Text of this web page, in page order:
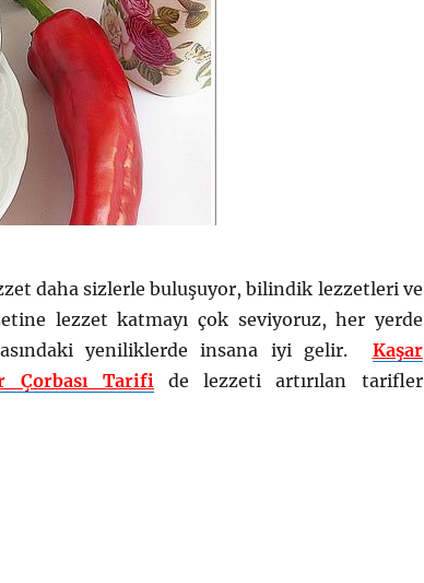
daha sizlerle buluşuyor, bilindik lezzetleri ve
lezzet katmayı çok seviyoruz, her yerde
yeniliklerde insana iyi gelir. Kaşar
Çorbası Tarifide lezzeti artırılan tarifler